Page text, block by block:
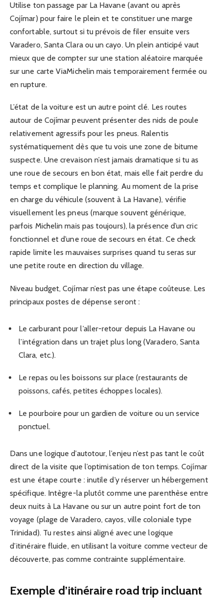
Utilise ton passage par La Havane (avant ou après
Cojímar) pour faire le plein et te constituer une marge
confortable, surtout si tu prévois de filer ensuite vers
Varadero, Santa Clara ou un cayo. Un plein anticipé vaut
mieux que de compter sur une station aléatoire marquée
sur une carte ViaMichelin mais temporairement fermée ou
en rupture.
L’état de la voiture est un autre point clé. Les routes
autour de Cojímar peuvent présenter des nids de poule
relativement agressifs pour les pneus. Ralentis
systématiquement dès que tu vois une zone de bitume
suspecte. Une crevaison n’est jamais dramatique si tu as
une roue de secours en bon état, mais elle fait perdre du
temps et complique le planning. Au moment de la prise
en charge du véhicule (souvent à La Havane), vérifie
visuellement les pneus (marque souvent générique,
parfois Michelin mais pas toujours), la présence d’un cric
fonctionnel et d’une roue de secours en état. Ce check
rapide limite les mauvaises surprises quand tu seras sur
une petite route en direction du village.
Niveau budget, Cojímar n’est pas une étape coûteuse. Les
principaux postes de dépense seront :
Le carburant pour l’aller-retour depuis La Havane ou
l’intégration dans un trajet plus long (Varadero, Santa
Clara, etc.).
Le repas ou les boissons sur place (restaurants de
poissons, cafés, petites échoppes locales).
Le pourboire pour un gardien de voiture ou un service
ponctuel.
Dans une logique d’autotour, l’enjeu n’est pas tant le coût
direct de la visite que l’optimisation de ton temps. Cojímar
est une étape courte : inutile d’y réserver un hébergement
spécifique. Intègre-la plutôt comme une parenthèse entre
deux nuits à La Havane ou sur un autre point fort de ton
voyage (plage de Varadero, cayos, ville coloniale type
Trinidad). Tu restes ainsi aligné avec une logique
d’itinéraire fluide, en utilisant la voiture comme vecteur de
découverte, pas comme contrainte supplémentaire.
Exemple d’itinéraire road trip incluant